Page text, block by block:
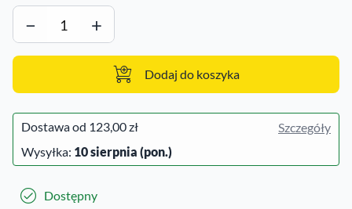
− +
Dodaj do koszyka
Dostawa od 123,00 zł
Szczegóły
Wysyłka: 10 sierpnia (pon.)
Dostępny